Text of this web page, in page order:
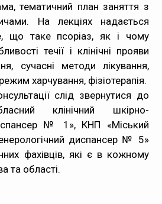
тематичний план заняття з
На лекціях надається
що таке псоріаз, як і чому
течії і клінічні прояви
сучасні методи лікування,
харчування, фізіотерапія.
слід звернутися до
клінічний шкірно-
№ 1», КНП «Міський
диспансер № 5»
фахівців, які є в кожному
та області.